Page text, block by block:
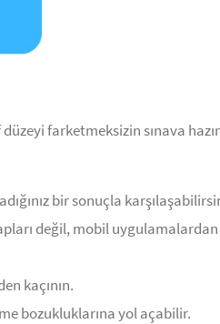
farketmeksizin sınava
bir sonuçla
değil, mobil
kaçının.
bozukluklarına yol açabilir.